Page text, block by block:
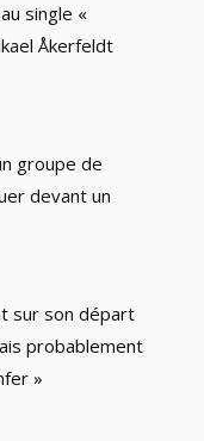
single «
Åkerfeldt
groupe de
devant un
sur son départ
probablement
»